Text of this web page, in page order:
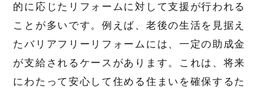
的に応じたリフォームに対して支援が行われる
ことが多いです。例えば、老後の生活を見据え
たバリアフリーリフォームには、一定の助成金
が支給されるケースがあります。これは、将来
にわたって安心して住める住まいを確保するた